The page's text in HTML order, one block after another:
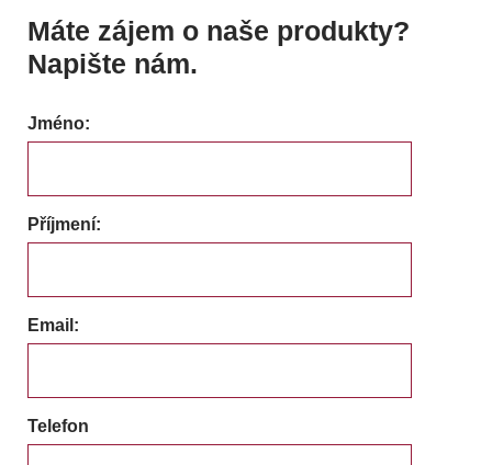
Máte zájem o naše produkty?
Napište nám.
Jméno:
Příjmení:
Email:
Telefon